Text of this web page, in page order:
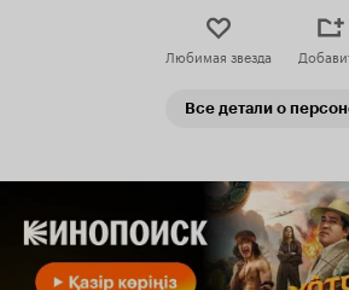
Любимая звезда
Все детали о